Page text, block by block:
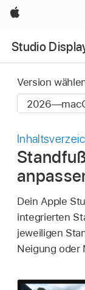
Apple
Studio
Version
Dein Apple
integrierten
jeweiligen
Neigung oder